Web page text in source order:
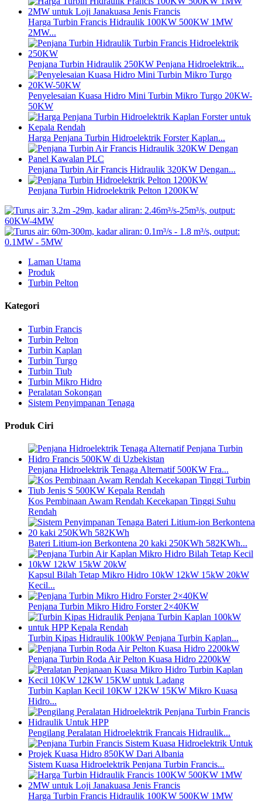
Harga Turbin Francis Hidraulik 100KW 500KW 1MW
2MW...
Penjana Turbin Hidraulik 250KW Penjana Hidroelektrik...
Penyelesaian Kuasa Hidro Mini Turbin Mikro Turgo 20KW-
50KW
Harga Penjana Turbin Hidroelektrik Forster Kaplan...
Penjana Turbin Air Francis Hidraulik 320KW Dengan...
Penjana Turbin Hidroelektrik Pelton 1200KW
Laman Utama
Produk
Turbin Pelton
Kategori
Turbin Francis
Turbin Pelton
Turbin Kaplan
Turbin Turgo
Turbin Tiub
Turbin Mikro Hidro
Peralatan Sokongan
Sistem Penyimpanan Tenaga
Produk Ciri
Penjana Hidroelektrik Tenaga Alternatif 500KW Fra...
Kos Pembinaan Awam Rendah Kecekapan Tinggi Suhu
Rendah
Bateri Litium-ion Berkontena 20 kaki 250KWh 582KWh...
Kapsul Bilah Tetap Mikro Hidro 10kW 12kW 15kW 20kW
Kecil...
Penjana Turbin Mikro Hidro Forster 2×40KW
Turbin Kipas Hidraulik 100kW Penjana Turbin Kaplan...
Penjana Turbin Roda Air Pelton Kuasa Hidro 2200kW
Turbin Kaplan Kecil 10KW 12KW 15KW Mikro Kuasa
Hidro...
Pengilang Peralatan Hidroelektrik Francais Hidraulik...
Sistem Kuasa Hidroelektrik Penjana Turbin Francis...
Harga Turbin Francis Hidraulik 100KW 500KW 1MW